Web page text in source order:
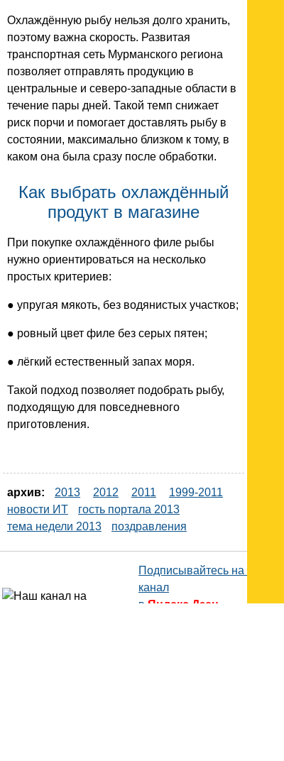
Охлаждённую рыбу нельзя долго хранить,
поэтому важна скорость. Развитая
транспортная сеть Мурманского региона
позволяет отправлять продукцию в
центральные и северо-западные области в
течение пары дней. Такой темп снижает
риск порчи и помогает доставлять рыбу в
состоянии, максимально близком к тому, в
каком она была сразу после обработки.
Как выбрать охлаждённый
продукт в магазине
При покупке охлаждённого филе рыбы
нужно ориентироваться на несколько
простых критериев:
● упругая мякоть, без водянистых участков;
● ровный цвет филе без серых пятен;
● лёгкий естественный запах моря.
Такой подход позволяет подобрать рыбу,
подходящую для повседневного
приготовления.
архив: 2013 2012 2011
1999-2011
новости ИТ
гость портала 2013
тема недели 2013
поздравления
Подписывайтесь на наш
канал
в Яндекс.Дзен